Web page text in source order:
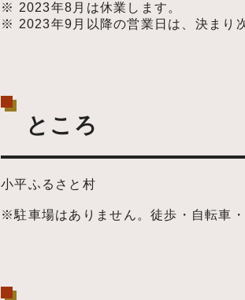
※ 2023年8月は休業します。
※ 2023年9月以降の営業日は、決まり
ところ
小平ふるさと村
※駐車場はありません。徒歩・自転車